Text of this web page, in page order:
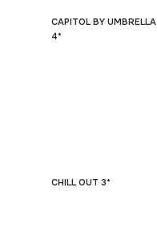
CAPITOL BY UMBRELLA
4*
CHILL OUT 3*